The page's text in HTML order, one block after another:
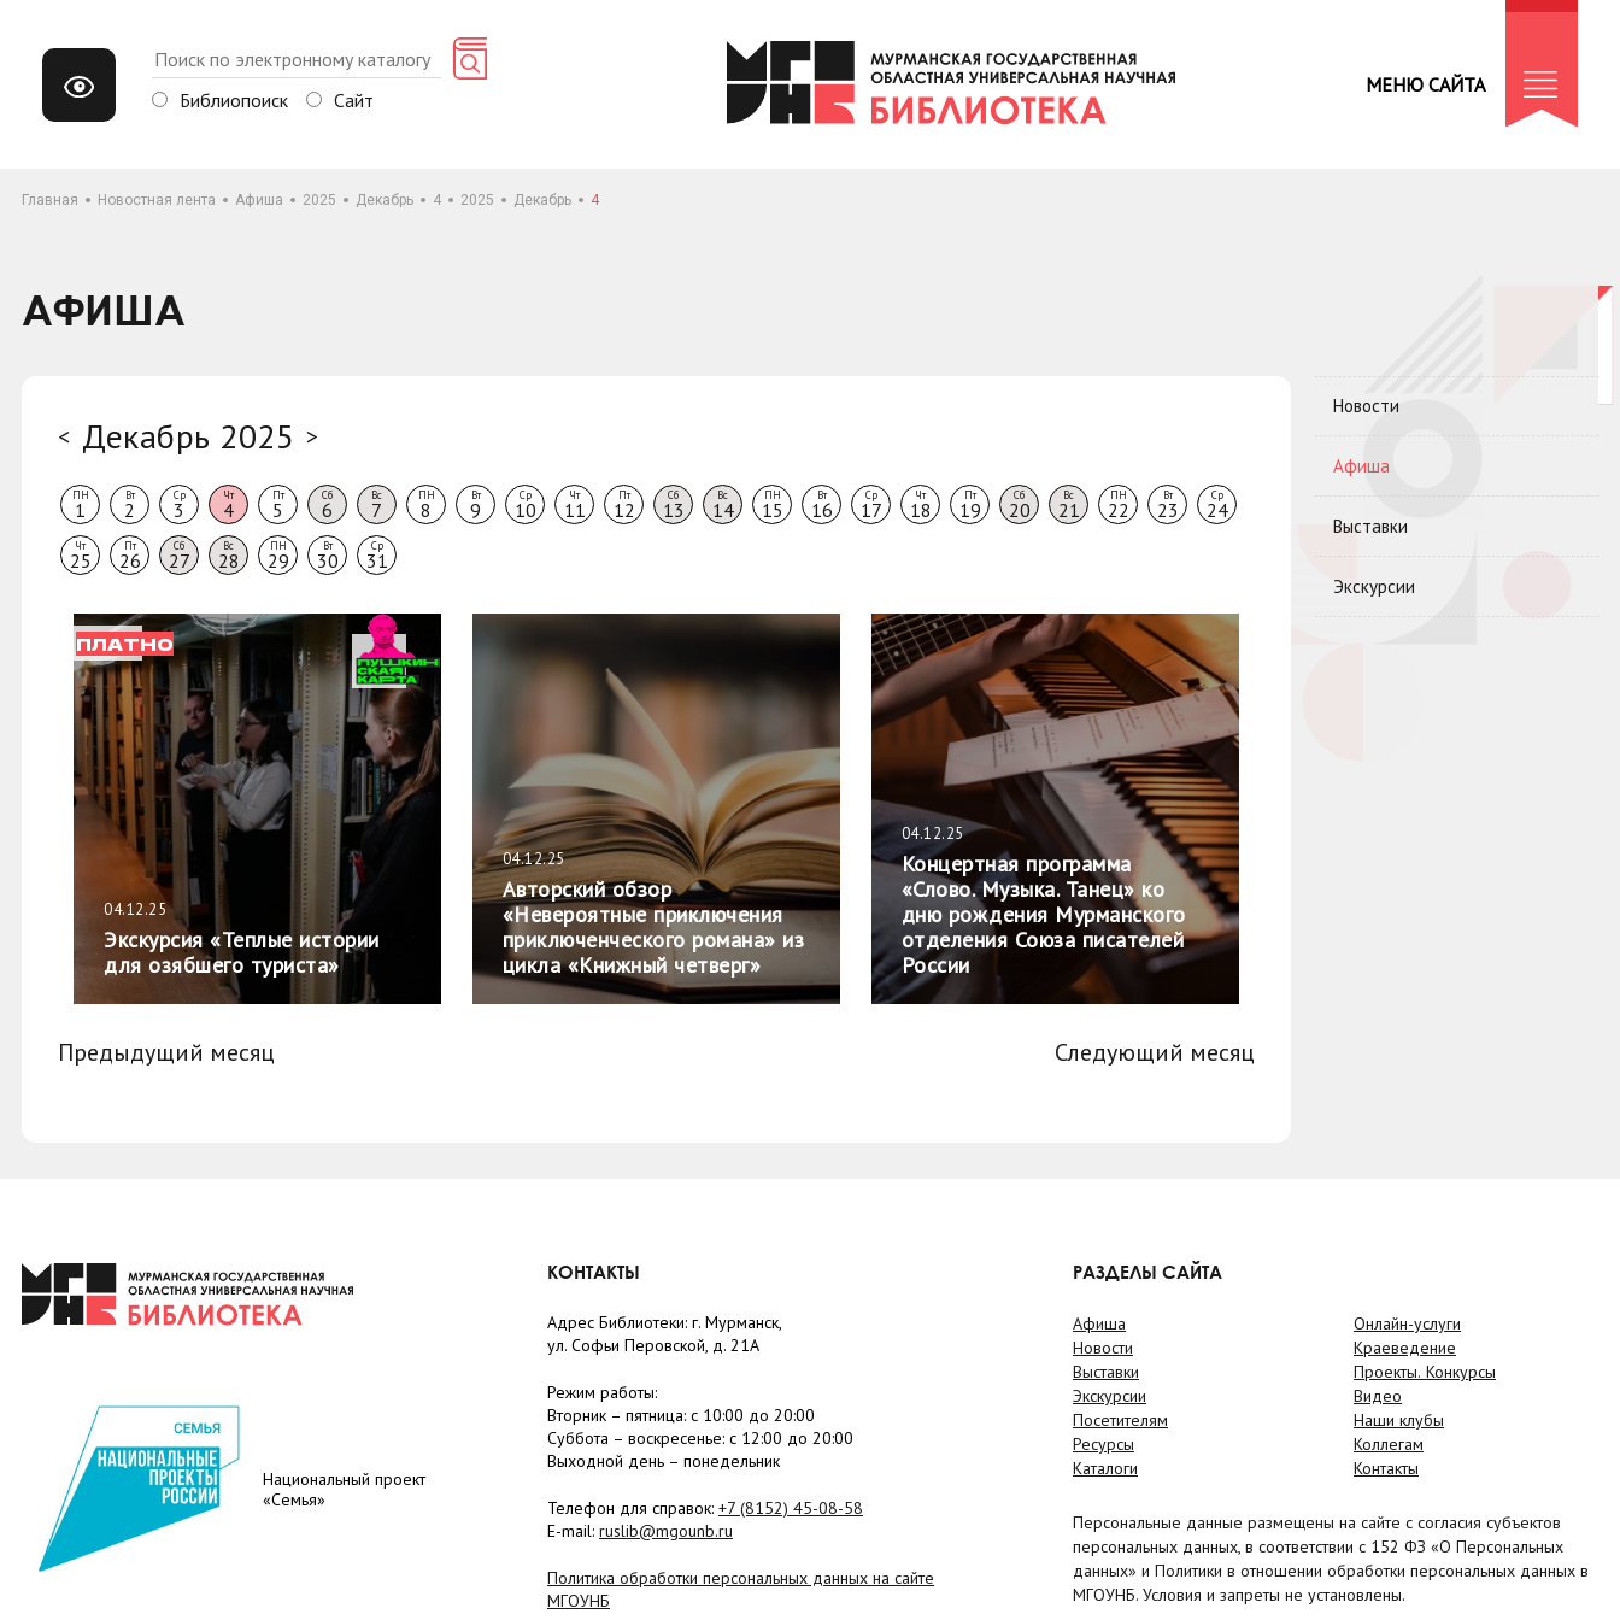
Библиопоиск Сайт
МЕНЮ САЙТА
Главная Новостная лента Афиша 2025 Декабрь 4 2025 Декабрь 4
АФИША
< Декабрь 2025 >
ПН
1
Вт
2
Ср
3
Чт
4
Пт
5
Сб
6
Вс
7
ПН
8
Вт
9
Ср
10
Чт
11
Пт
12
Сб
13
Вс
14
ПН
15
Вт
16
Ср
17
Чт
18
Пт
19
Сб
20
Вс
21
ПН
22
Вт
23
Ср
24
Чт
25
Пт
26
Сб
27
Вс
28
ПН
29
Вт
30
Ср
31
ПЛАТНО
04.12.25
Экскурсия «Теплые истории
для озябшего туриста»
04.12.25
Авторский обзор
«Невероятные приключения
приключенческого романа» из
цикла «Книжный четверг»
04.12.25
Концертная программа
«Слово. Музыка. Танец» ко
дню рождения Мурманского
отделения Союза писателей
России
Предыдущий месяц Следующий месяц
Новости
Афиша
Выставки
Экскурсии
Национальный проект
«Семья»
КОНТАКТЫ
Адрес Библиотеки: г. Мурманск,
ул. Софьи Перовской, д. 21А
Режим работы:
Вторник – пятница: с 10:00 до 20:00
Суббота – воскресенье: c 12:00 до 20:00
Выходной день – понедельник
Телефон для справок: +7 (8152) 45-08-58
E-mail: ruslib@mgounb.ru
Политика обработки персональных данных на сайте
МГОУНБ
РАЗДЕЛЫ САЙТА
Афиша
Новости
Выставки
Экскурсии
Посетителям
Ресурсы
Каталоги
Онлайн-услуги
Краеведение
Проекты. Конкурсы
Видео
Наши клубы
Коллегам
Контакты
Персональные данные размещены на сайте с согласия субъектов
персональных данных, в соответствии с 152 ФЗ «О Персональных
данных» и Политики в отношении обработки персональных данных в
МГОУНБ. Условия и запреты не установлены.